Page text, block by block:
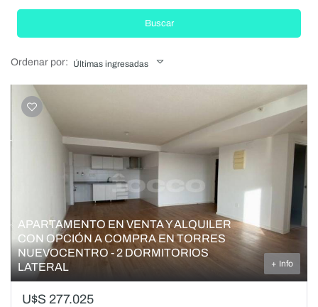
Buscar
Ordenar por: Últimas ingresadas
APARTAMENTO EN VENTA Y ALQUILER
CON OPCIÓN A COMPRA EN TORRES
NUEVOCENTRO - 2 DORMITORIOS
LATERAL
+ Info
U$S 277.025